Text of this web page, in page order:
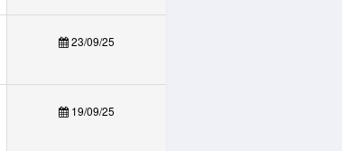
23/09/25
19/09/25